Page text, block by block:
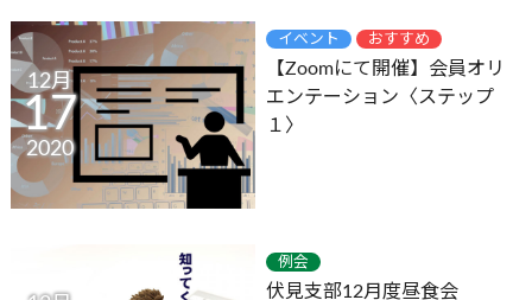
12月
17
2020
イベント おすすめ
【Zoomにて開催】会員オリ
エンテーション〈ステップ
１〉
例会
伏見支部12月度昼食会